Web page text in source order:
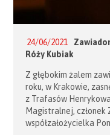
24/06/2021
Róży Kubiak
Z głębokim żalem
roku, w Krakowie,
z Trafasów
Magistralnej, członek
współzałożycielka